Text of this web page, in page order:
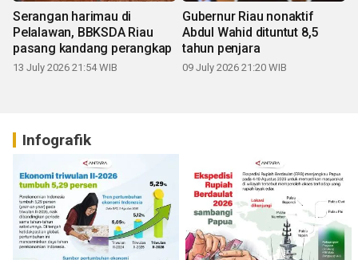
Serangan harimau di
Pelalawan, BBKSDA Riau
pasang kandang perangkap
13 July 2026 21:54 WIB
Gubernur Riau nonaktif
Abdul Wahid dituntut 8,5
tahun penjara
09 July 2026 21:20 WIB
Infografik